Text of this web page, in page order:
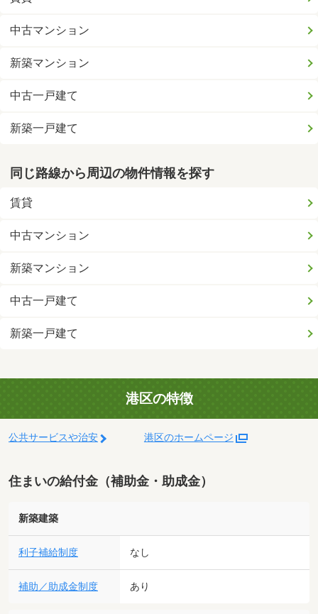
中古マンション
新築マンション
中古一戸建て
新築一戸建て
同じ路線から周辺の物件情報を探す
賃貸
中古マンション
新築マンション
中古一戸建て
新築一戸建て
港区の特徴
公共サービスや治安 港区のホームページ
住まいの給付金（補助金・助成金）
新築建築
利子補給制度 なし
補助／助成金制度 あり